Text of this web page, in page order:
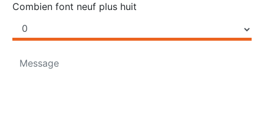
Combien font neuf plus huit